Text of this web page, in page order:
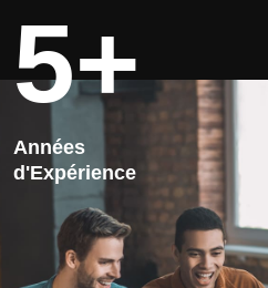
5+
Années
d'Expérience